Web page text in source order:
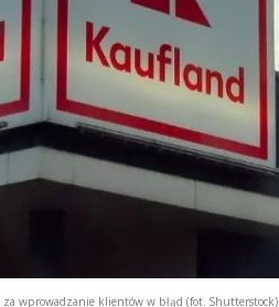
wprowadzanie klientów w błąd (fot. Shutterstock)